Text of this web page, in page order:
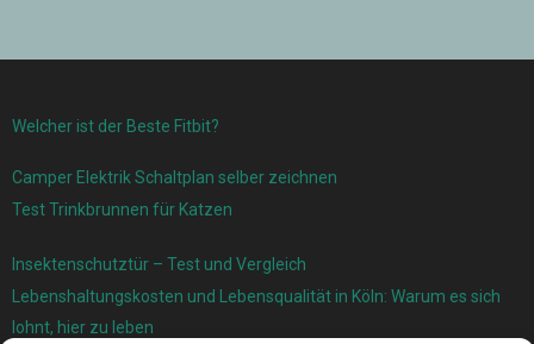
Welcher ist der Beste Fitbit?
Camper Elektrik Schaltplan selber zeichnen
Test Trinkbrunnen für Katzen
Insektenschutztür – Test und Vergleich
Lebenshaltungskosten und Lebensqualität in Köln: Warum es sich
lohnt, hier zu leben